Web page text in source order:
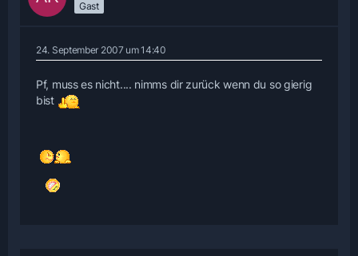
Gast
24. September 2007 um 14:40
Pf, muss es nicht.... nimms dir zurück wenn du so gierig
bist